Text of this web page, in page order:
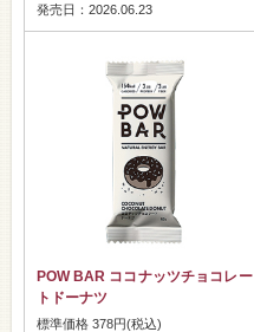
発売日：2026.06.23
POW BAR ココナッツチョコレー
トドーナツ
標準価格 378円(税込)